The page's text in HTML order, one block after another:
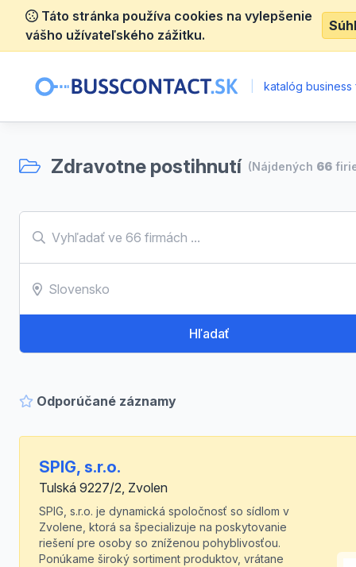
Táto stránka používa cookies na vylepšenie
vášho užívateľského zážitku.
katalóg business
Zdravotne postihnutí (Nájdených 66
Hľadať
Odporúčané záznamy
SPIG, s.r.o.
Tulská 9227/2, Zvolen
SPIG, s.r.o. je dynamická spoločnosť so sídlom v
Zvolene, ktorá sa špecializuje na poskytovanie
riešení pre osoby so zníženou pohyblivosťou.
Ponúkame široký sortiment produktov, vrátane